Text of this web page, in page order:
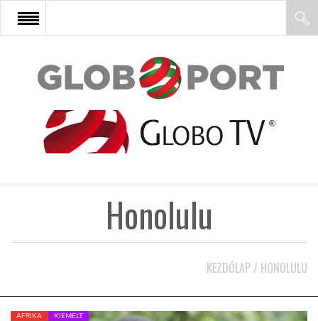
FŐOLDAL
AFRIKA
Honolulu
KEZDŐLAP / HONOLULU
AFRIKA KIEMELT